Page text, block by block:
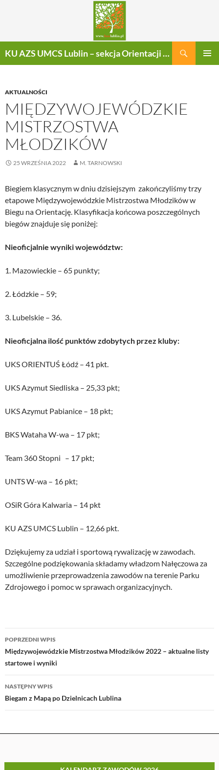
KU AZS UMCS Lublin – sekcja Orientacji Sportowej
AKTUALNOŚCI
MIĘDZYWOJEWÓDZKIE
MISTRZOSTWA
MŁODZIKÓW
25 WRZEŚNIA 2022 M. TARNOWSKI
Biegiem klasycznym w dniu dzisiejszym zakończyliśmy trzy
etapowe Międzywojewódzkie Mistrzostwa Młodzików w
Biegu na Orientację. Klasyfikacja końcowa poszczególnych
biegów znajduje się poniżej:
Nieoficjalnie wyniki województw:
1. Mazowieckie – 65 punkty;
2. Łódzkie – 59;
3. Lubelskie – 36.
Nieoficjalna ilość punktów zdobytych przez kluby:
UKS ORIENTUŚ Łódź – 41 pkt.
UKS Azymut Siedliska – 25,33 pkt;
UKS Azymut Pabianice – 18 pkt;
BKS Wataha W-wa – 17 pkt;
Team 360 Stopni – 17 pkt;
UNTS W-wa – 16 pkt;
OSiR Góra Kalwaria – 14 pkt
KU AZS UMCS Lublin – 12,66 pkt.
Dziękujemy za udział i sportową rywalizację w zawodach.
Szczególne podziękowania składamy władzom Nałęczowa za
umożliwienie przeprowadzenia zawodów na terenie Parku
Zdrojowego i pomoc w sprawach organizacyjnych.
Nawigacja
wpisu
POPRZEDNI WPIS
Międzywojewódzkie Mistrzostwa Młodzików 2022 – aktualne listy
startowe i wyniki
NASTĘPNY WPIS
Biegam z Mapą po Dzielnicach Lublina